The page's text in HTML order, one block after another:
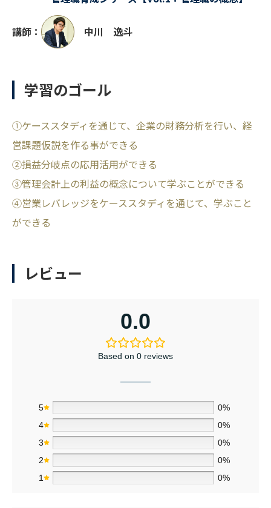
講師： 中川 逸斗
学習のゴール
①ケーススタディを通じて、企業の財務分析を行い、経
営課題仮説を作る事ができる
②損益分岐点の応用活用ができる
③管理会計上の利益の概念について学ぶことができる
④営業レバレッジをケーススタディを通じて、学ぶこと
ができる
レビュー
0.0
Based on 0 reviews
5
0%
4
0%
3
0%
2
0%
1
0%